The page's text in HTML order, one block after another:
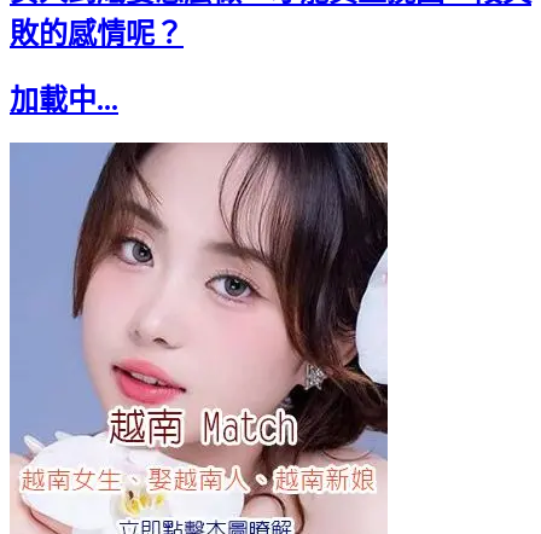
敗的感情呢？
加載中...